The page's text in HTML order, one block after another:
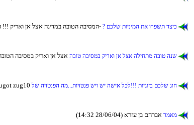
(23:24 04/10/04) תובוטהו תופיה !!! ? םכלש תוינימה תא ורפשת דציכ
(17:00 15/09/04) הנידמב הבוט הביסמב קיראו ןא לצא הליחתמ הבוט הנש
zug10 לש היזטנפה המ...תויזטנפ שיו שי השיא לכל!!! תויגוזב םכלש גוח
(14:32 28/06/04) ארזע ןב םהרבא רמאמ